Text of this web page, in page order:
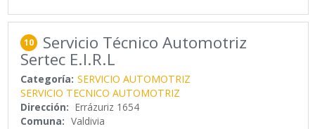
10 Servicio Técnico Automotriz
Sertec E.I.R.L
Categoría: SERVICIO AUTOMOTRIZ
SERVICIO TECNICO AUTOMOTRIZ
Dirección: Errázuriz 1654
Comuna: Valdivia